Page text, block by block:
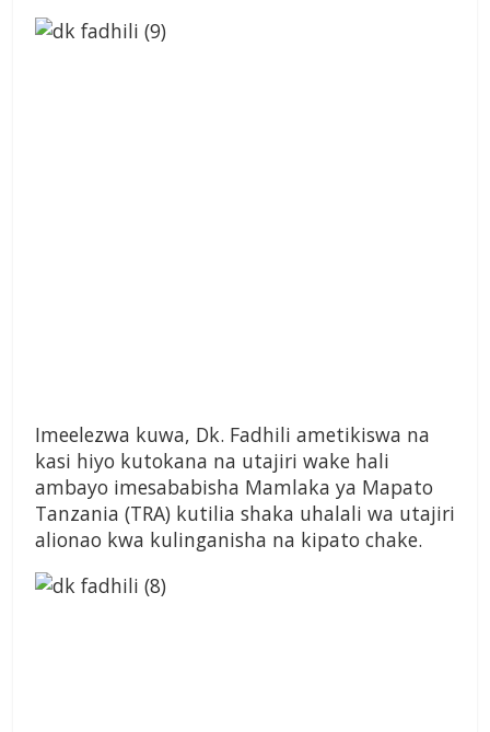
Imeelezwa kuwa, Dk. Fadhili ametikiswa na
kasi hiyo kutokana na utajiri wake hali
ambayo imesababisha Mamlaka ya Mapato
Tanzania (TRA) kutilia shaka uhalali wa utajiri
alionao kwa kulinganisha na kipato chake.